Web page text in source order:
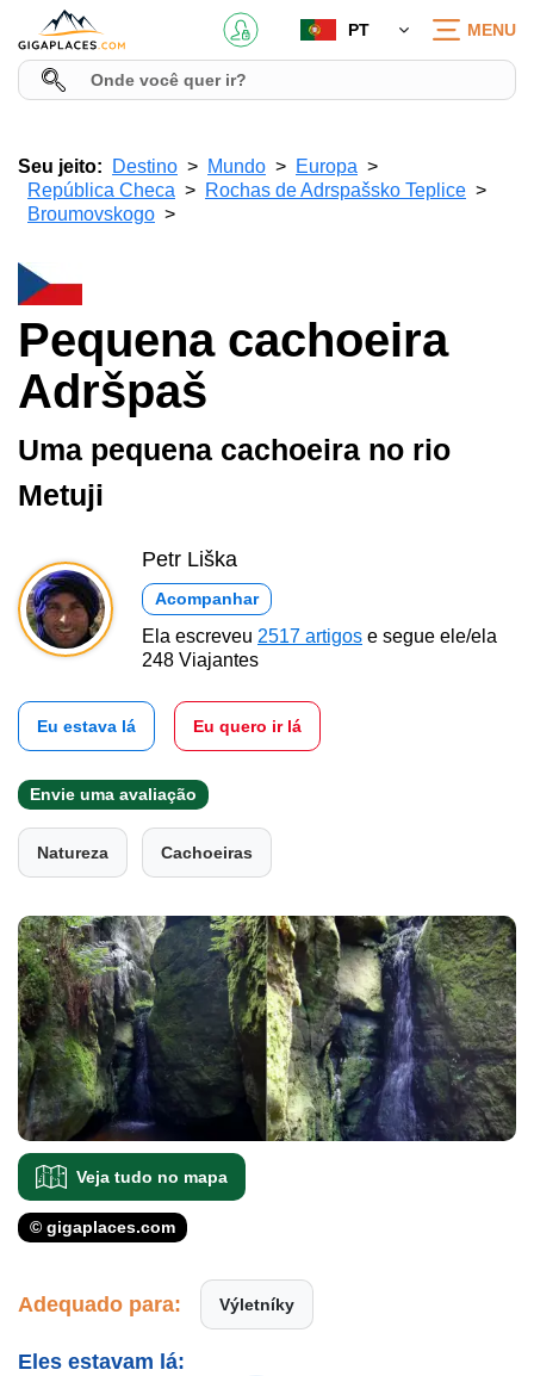
PT MENU
Seu jeito: Destino Mundo
Europa
República Checa
Rochas de Adrspašsko Teplice
Broumovskogo
Pequena cachoeira
Adršpaš
Uma pequena cachoeira no rio
Metuji
Petr Liška
Acompanhar
Ela escreveu 2517 artigos e segue ele/ela
248 Viajantes
Eu estava lá Eu quero ir lá
Envie uma avaliação
Natureza Cachoeiras
Veja tudo no mapa
© gigaplaces.com
Adequado para: Výletníky
Eles estavam lá: